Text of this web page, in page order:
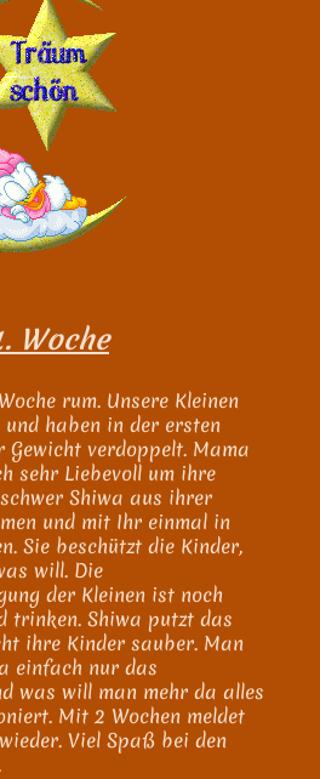
Woche
rum. Unsere Kleinen
haben in der ersten
Gewicht verdoppelt. Mama
sehr Liebevoll um ihre
Shiwa aus ihrer
und mit Ihr einmal in
Sie beschützt die Kinder,
will. Die
der Kleinen ist noch
trinken. Shiwa putzt das
ihre Kinder sauber. Man
einfach nur das
was will man mehr da alles
Mit 2 Wochen meldet
Viel Spaß bei den